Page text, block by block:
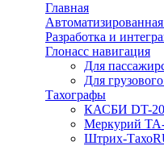
Главная
Разработка и
Глонасс навигация
Для
Для
Тахографы
КАСБИ DT-
Меркурий
Штрих-